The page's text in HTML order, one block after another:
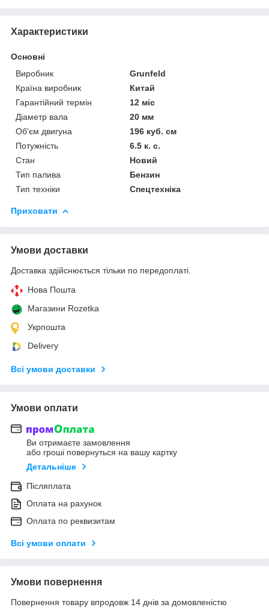
Характеристики
Основні
Виробник
Grunfeld
Країна виробник
Китай
Гарантійний термін
12 міс
Діаметр вала
20 мм
Об'єм двигуна
196 куб. см
Потужність
6.5 к. с.
Стан
Новий
Тип палива
Бензин
Тип техніки
Спецтехніка
Приховати
Умови доставки
Доставка здійснюється тільки по передоплаті.
Нова Пошта
Магазини Rozetka
Укрпошта
Delivery
Всі умови доставки
Умови оплати
Ви отримаєте замовлення
або гроші повернуться на вашу картку
Детальніше
Післяплата
Оплата на рахунок
Оплата по реквизитам
Всі умови оплати
Умови повернення
Повернення товару впродовж 14 днів за домовленістю